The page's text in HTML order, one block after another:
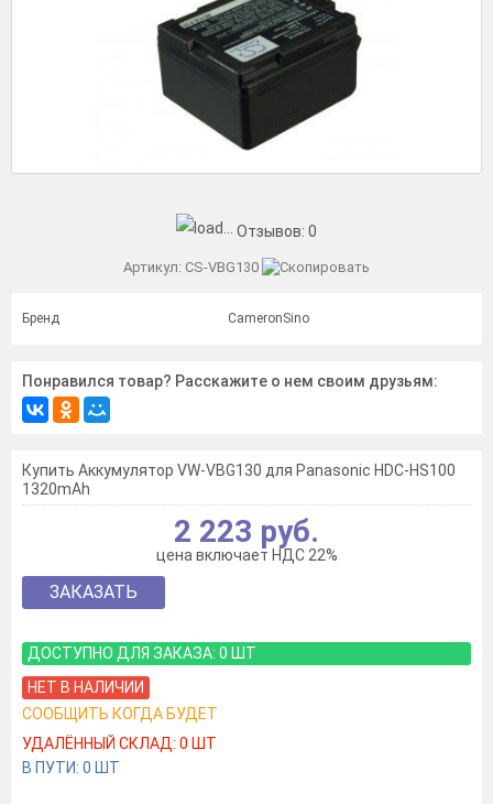
Отзывов: 0
Артикул: CS-VBG130
Бренд CameronSino
Понравился товар? Расскажите о нем своим друзьям:
Купить Аккумулятор VW-VBG130 для Panasonic HDC-HS100
1320mAh
2 223 руб.
цена включает НДС 22%
ЗАКАЗАТЬ
ДОСТУПНО ДЛЯ ЗАКАЗА: 0 ШТ
НЕТ В НАЛИЧИИ
СООБЩИТЬ КОГДА БУДЕТ
УДАЛЁННЫЙ СКЛАД: 0 ШТ
В ПУТИ: 0 ШТ